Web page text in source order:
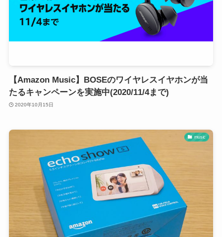
【Amazon Music】BOSEのワイヤレスイヤホンが当
たるキャンペーンを実施中(2020/11/4まで)
2020年10月15日
music